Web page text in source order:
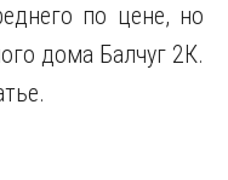
по цене, но
дома Балчуг 2К.